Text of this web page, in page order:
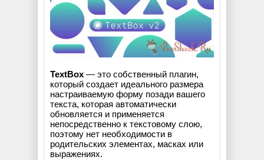
TextBox — это собственный плагин,
который создает идеального размера
настраиваемую форму позади вашего
текста, которая автоматически
обновляется и применяется
непосредственно к текстовому слою,
поэтому нет необходимости в
родительских элементах, масках или
выражениях.